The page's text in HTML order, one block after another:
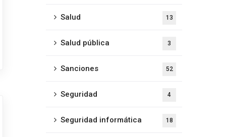
Salud 13
Salud pública 3
Sanciones 52
Seguridad 4
Seguridad informática 18